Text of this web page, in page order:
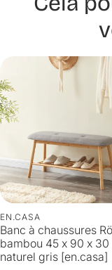
EN.CASA
Banc à chaussures
bambou 45 x 90 x 30
naturel gris [en.casa]